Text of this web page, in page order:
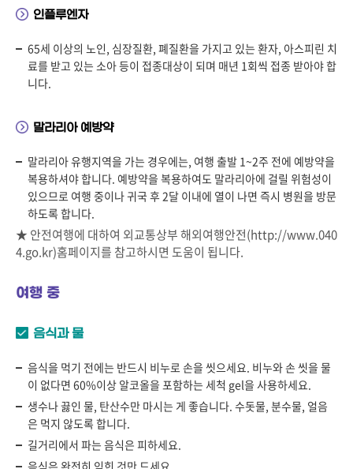
인플루엔자
65세 이상의 노인, 심장질환, 폐질환을 가지고 있는 환자, 아스피린 치
료를 받고 있는 소아 등이 접종대상이 되며 매년 1회씩 접종 받아야 합
니다.
말라리아 예방약
말라리아 유행지역을 가는 경우에는, 여행 출발 1~2주 전에 예방약을
복용하셔야 합니다. 예방약을 복용하여도 말라리아에 걸릴 위험성이
있으므로 여행 중이나 귀국 후 2달 이내에 열이 나면 즉시 병원을 방문
하도록 합니다.
★ 안전여행에 대하여 외교통상부 해외여행안전(http://www.040
4.go.kr)홈페이지를 참고하시면 도움이 됩니다.
여행 중
음식과 물
음식을 먹기 전에는 반드시 비누로 손을 씻으세요. 비누와 손 씻을 물
이 없다면 60%이상 알코올을 포함하는 세척 gel을 사용하세요.
생수나 끓인 물, 탄산수만 마시는 게 좋습니다. 수돗물, 분수물, 얼음
은 먹지 않도록 합니다.
길거리에서 파는 음식은 피하세요.
음식은 완전히 익힌 것만 드세요.